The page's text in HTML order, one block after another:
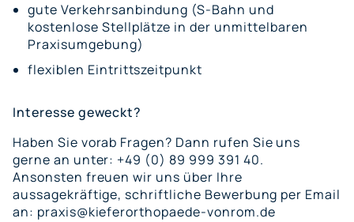
gute Verkehrsanbindung (S-Bahn und
kostenlose Stellplätze in der unmittelbaren
Praxisumgebung)
flexiblen Eintrittszeitpunkt
Interesse geweckt?
Haben Sie vorab Fragen? Dann rufen Sie uns
gerne an unter: +49 (0) 89 999 391 40.
Ansonsten freuen wir uns über Ihre
aussagekräftige, schriftliche Bewerbung per Email
an: praxis@kieferorthopaede-vonrom.de